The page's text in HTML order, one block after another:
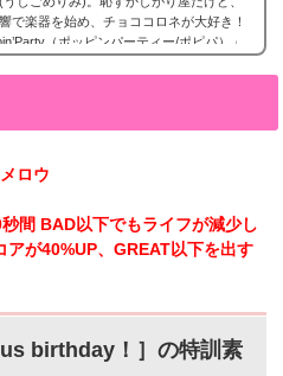
で楽器を始め、チョココロネが大好き！
（ポッピンパーティー/ポピパ）」
ロウ
間 BAD以下でもライフが減少し
が40%UP、GREAT以下を出す
birthday！］の特訓素